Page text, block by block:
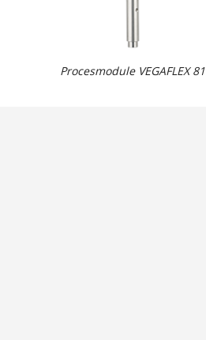
Procesmodule VEGAFLEX 81